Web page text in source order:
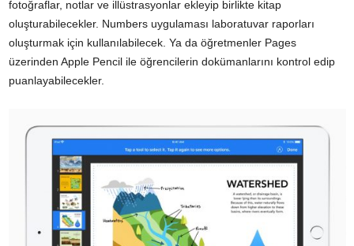
fotoğraflar, notlar ve illüstrasyonlar ekleyip birlikte kitap
oluşturabilecekler. Numbers uygulaması laboratuvar raporları
oluşturmak için kullanılabilecek. Ya da öğretmenler Pages
üzerinden Apple Pencil ile öğrencilerin dokümanlarını kontrol edip
puanlayabilecekler.